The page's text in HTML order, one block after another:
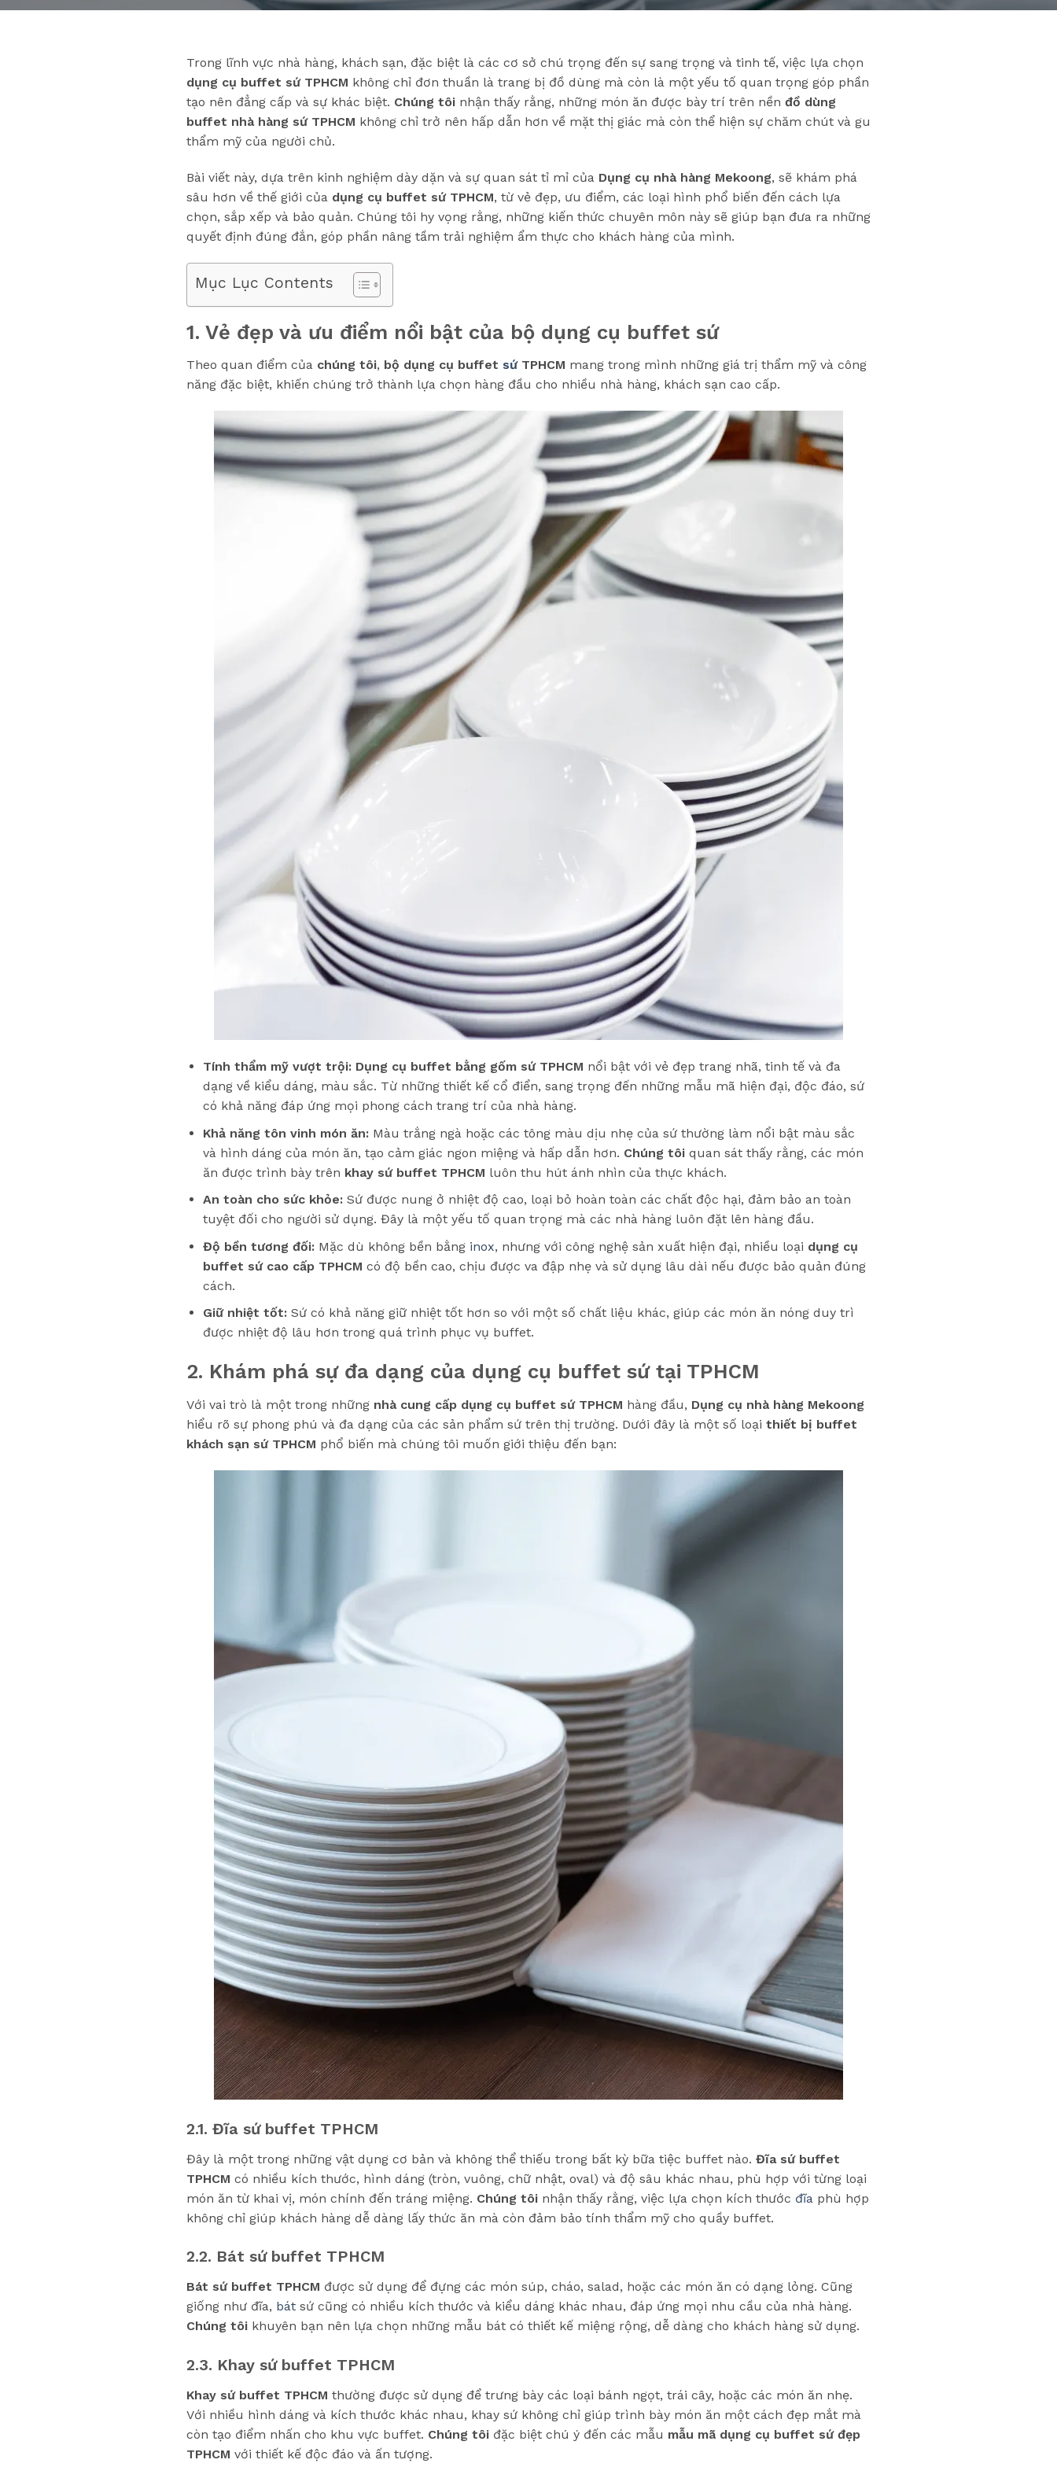
Trong lĩnh vực nhà hàng, khách sạn, đặc biệt là các cơ sở chú trọng đến sự sang trọng và tinh tế, việc lựa chọn
dụng cụ buffet sứ TPHCM không chỉ đơn thuần là trang bị đồ dùng mà còn là một yếu tố quan trọng góp phần
tạo nên đẳng cấp và sự khác biệt. Chúng tôi nhận thấy rằng, những món ăn được bày trí trên nền đồ dùng
buffet nhà hàng sứ TPHCM không chỉ trở nên hấp dẫn hơn về mặt thị giác mà còn thể hiện sự chăm chút và gu
thẩm mỹ của người chủ.
Bài viết này, dựa trên kinh nghiệm dày dặn và sự quan sát tỉ mỉ của Dụng cụ nhà hàng Mekoong, sẽ khám phá
sâu hơn về thế giới của dụng cụ buffet sứ TPHCM, từ vẻ đẹp, ưu điểm, các loại hình phổ biến đến cách lựa
chọn, sắp xếp và bảo quản. Chúng tôi hy vọng rằng, những kiến thức chuyên môn này sẽ giúp bạn đưa ra những
quyết định đúng đắn, góp phần nâng tầm trải nghiệm ẩm thực cho khách hàng của mình.
Mục Lục Contents
1. Vẻ đẹp và ưu điểm nổi bật của bộ dụng cụ buffet sứ
Theo quan điểm của chúng tôi, bộ dụng cụ buffet sứTPHCM mang trong mình những giá trị thẩm mỹ và công
năng đặc biệt, khiến chúng trở thành lựa chọn hàng đầu cho nhiều nhà hàng, khách sạn cao cấp.
Tính thẩm mỹ vượt trội: Dụng cụ buffet bằng gốm sứ TPHCM nổi bật với vẻ đẹp trang nhã, tinh tế và đa
dạng về kiểu dáng, màu sắc. Từ những thiết kế cổ điển, sang trọng đến những mẫu mã hiện đại, độc đáo, sứ
có khả năng đáp ứng mọi phong cách trang trí của nhà hàng.
Khả năng tôn vinh món ăn:Màu trắng ngà hoặc các tông màu dịu nhẹ của sứ thường làm nổi bật màu sắc
và hình dáng của món ăn, tạo cảm giác ngon miệng và hấp dẫn hơn. Chúng tôiquan sát thấy rằng, các món
ăn được trình bày trên khay sứ buffet TPHCM luôn thu hút ánh nhìn của thực khách.
An toàn cho sức khỏe:Sứ được nung ở nhiệt độ cao, loại bỏ hoàn toàn các chất độc hại, đảm bảo an toàn
tuyệt đối cho người sử dụng. Đây là một yếu tố quan trọng mà các nhà hàng luôn đặt lên hàng đầu.
Độ bền tương đối:Mặc dù không bền bằng inox, nhưng với công nghệ sản xuất hiện đại, nhiều loại dụng cụ
buffet sứ cao cấp TPHCM có độ bền cao, chịu được va đập nhẹ và sử dụng lâu dài nếu được bảo quản đúng
cách.
Giữ nhiệt tốt:Sứ có khả năng giữ nhiệt tốt hơn so với một số chất liệu khác, giúp các món ăn nóng duy trì
được nhiệt độ lâu hơn trong quá trình phục vụ buffet.
2. Khám phá sự đa dạng của dụng cụ buffet sứ tại TPHCM
Với vai trò là một trong những nhà cung cấp dụng cụ buffet sứ TPHCM hàng đầu, Dụng cụ nhà hàng Mekoong
hiểu rõ sự phong phú và đa dạng của các sản phẩm sứ trên thị trường. Dưới đây là một số loại thiết bị buffet
khách sạn sứ TPHCM phổ biến mà chúng tôi muốn giới thiệu đến bạn:
2.1. Đĩa sứ buffet TPHCM
Đây là một trong những vật dụng cơ bản và không thể thiếu trong bất kỳ bữa tiệc buffet nào. Đĩa sứ buffet
TPHCM có nhiều kích thước, hình dáng (tròn, vuông, chữ nhật, oval) và độ sâu khác nhau, phù hợp với từng loại
món ăn từ khai vị, món chính đến tráng miệng. Chúng tôi nhận thấy rằng, việc lựa chọn kích thước đĩa phù hợp
không chỉ giúp khách hàng dễ dàng lấy thức ăn mà còn đảm bảo tính thẩm mỹ cho quầy buffet.
2.2. Bát sứ buffet TPHCM
Bát sứ buffet TPHCM được sử dụng để đựng các món súp, cháo, salad, hoặc các món ăn có dạng lỏng. Cũng
giống như đĩa, bát sứ cũng có nhiều kích thước và kiểu dáng khác nhau, đáp ứng mọi nhu cầu của nhà hàng.
Chúng tôi khuyên bạn nên lựa chọn những mẫu bát có thiết kế miệng rộng, dễ dàng cho khách hàng sử dụng.
2.3. Khay sứ buffet TPHCM
Khay sứ buffet TPHCM thường được sử dụng để trưng bày các loại bánh ngọt, trái cây, hoặc các món ăn nhẹ.
Với nhiều hình dáng và kích thước khác nhau, khay sứ không chỉ giúp trình bày món ăn một cách đẹp mắt mà
còn tạo điểm nhấn cho khu vực buffet. Chúng tôi đặc biệt chú ý đến các mẫu mẫu mã dụng cụ buffet sứ đẹp
TPHCM với thiết kế độc đáo và ấn tượng.